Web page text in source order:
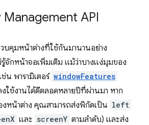
Management API
บคุมหน้าต่างที่ใช้กันมานานอย่าง
รู้จักหน้าจอเพิ่มเติม แม้ว่าบางแง่มุมของ
ช่น พารามิเตอร์ windowFeatures
ใช้งานได้ดีตลอดหลายปีที่ผ่านมา หาก
งหน้าต่าง คุณสามารถส่งพิกัดเป็น left
และ screenY ตามลำดับ) และส่ง